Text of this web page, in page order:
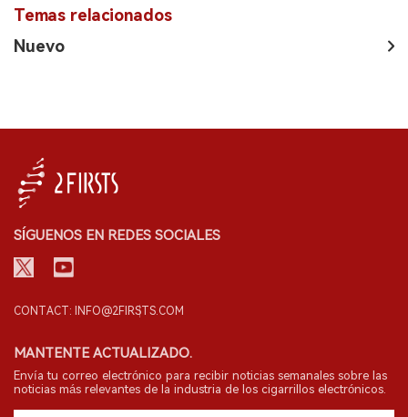
Temas relacionados
Nuevo
SÍGUENOS EN REDES SOCIALES
CONTACT: INFO@2FIRSTS.COM
MANTENTE ACTUALIZADO.
Envía tu correo electrónico para recibir noticias semanales sobre las
noticias más relevantes de la industria de los cigarrillos electrónicos.